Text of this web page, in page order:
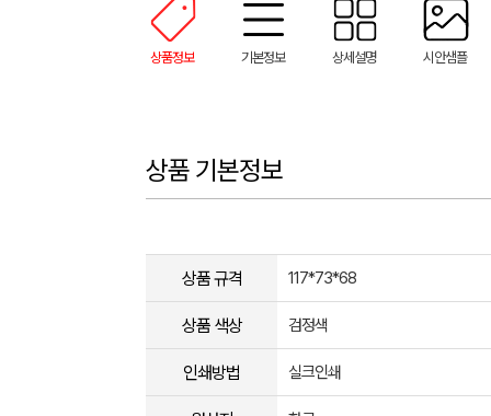
상품정보 기본정보 상세설명 시안샘플
상품 기본정보
상품 규격 117*73*68
상품 색상 검정색
인쇄방법 실크인쇄